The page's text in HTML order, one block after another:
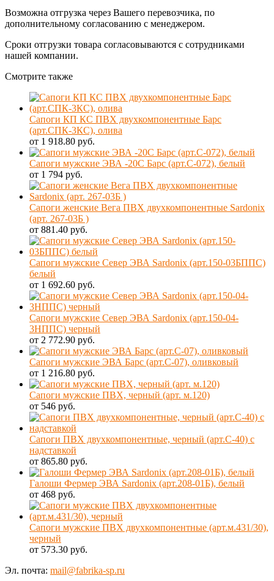
Возможна отгрузка через Вашего перевозчика, по
дополнительному согласованию с менеджером.
Сроки отгрузки товара согласовываются с сотрудниками
нашей компании.
Смотрите также
Сапоги КП КС ПВХ двухкомпонентные Барс
(арт.СПК-3КС), олива
от 1 918.80 руб.
Сапоги мужские ЭВА -20С Барс (арт.С-072), белый
от 1 794 руб.
Сапоги женские Вега ПВХ двухкомпонентные Sardonix
(арт. 267-03Б )
от 881.40 руб.
Сапоги мужские Север ЭВА Sardonix (арт.150-03БППС)
белый
от 1 692.60 руб.
Сапоги мужские Север ЭВА Sardonix (арт.150-04-
3НППС) черный
от 2 772.90 руб.
Сапоги мужские ЭВА Барс (арт.С-07), оливковый
от 1 216.80 руб.
Сапоги мужские ПВХ, черный (арт. м.120)
от 546 руб.
Сапоги ПВХ двухкомпонентные, черный (арт.С-40) с
надставкой
от 865.80 руб.
Галоши Фермер ЭВА Sardonix (арт.208-01Б), белый
от 468 руб.
Сапоги мужские ПВХ двухкомпонентные (арт.м.431/30),
черный
от 573.30 руб.
Эл. почта: mail@fabrika-sp.ru